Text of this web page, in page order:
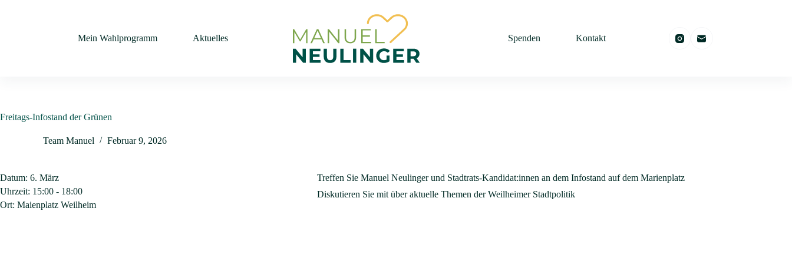
Mein Wahlprogramm Aktuelles Spenden Kontakt
Freitags-Infostand der Grünen
Team Manuel Februar 9, 2026
Datum: 6. März
Uhrzeit: 15:00 - 18:00
Ort: Maienplatz Weilheim
Treffen Sie Manuel Neulinger und Stadtrats-Kandidat:innen an dem Infostand auf dem Marienplatz
Diskutieren Sie mit über aktuelle Themen der Weilheimer Stadtpolitik